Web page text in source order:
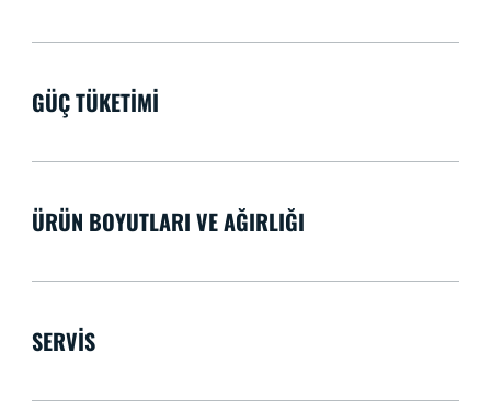
GÜÇ TÜKETIMI
ÜRÜN BOYUTLARI VE AĞIRLIĞI
SERVIS